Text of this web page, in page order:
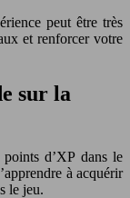
peut être très
et renforcer votre
sur la
d’XP dans le
à acquérir
le jeu.